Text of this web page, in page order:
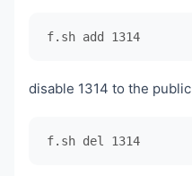
f.sh add 1314
disable 1314 to the public
f.sh del 1314